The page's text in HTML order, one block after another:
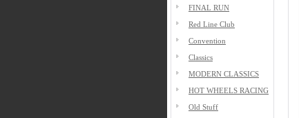
FINAL RUN
Red Line Club
Convention
Classics
MODERN CLASSICS
HOT WHEELS RACING
Old Stuff